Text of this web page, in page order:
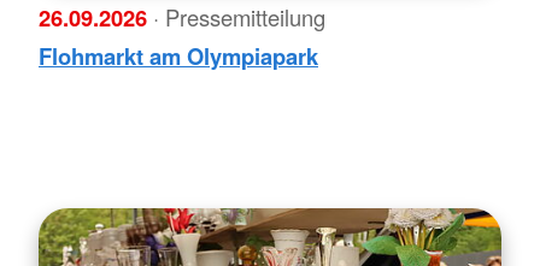
26.09.2026 · Pressemitteilung
Flohmarkt am Olympiapark